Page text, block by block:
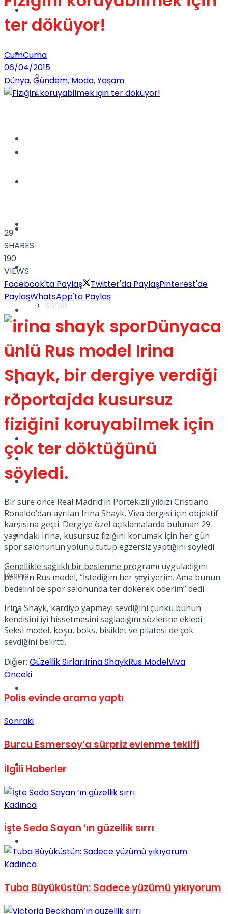
Videolar
Sağlık
TV
Kadınca
Dünya
Türkiye
Sinema
Gündem
Yaşam
Sağlık
Türkiye
Müzik
Sinema
Tatil
Spor
Podcast
No Result
View All Result
ter döküyor!
CumCuma
06/04/2015
Dünya,Gündem,Moda,Yaşam
29
SHARES
190
VIEWS
Facebook'ta Paylaş
Twitter'da PaylaşPinterest'de
PaylaşWhatsApp'ta Paylaş
Dünyaca
ünlü Rus model Irina
Shayk, bir dergiye verdiği
röportajda kusursuz
fiziğini koruyabilmek için
çok ter döktüğünü
söyledi.
Bir süre önce Real Madrid’in Portekizli yıldızı Cristiano
Ronaldo’dan ayrılan Irina Shayk, Viva dergisi için objektif
karşısına geçti. Dergiye özel açıklamalarda bulunan 29
yaşındaki Irina, kusursuz fiziğini korumak için her gün
spor salonunun yolunu tutup egzersiz yaptığını söyledi.
Genellikle sağlıklı bir beslenme programı uyguladığını
belirten Rus model, “İstediğim her şeyi yerim. Ama bunun
bedelini de spor salonunda ter dökerek öderim” dedi.
Irina Shayk, kardiyo yapmayı sevdiğini çünkü bunun
kendisini iyi hissetmesini sağladığını sözlerine ekledi.
Seksi model, koşu, boks, bisiklet ve pilatesi de çok
sevdiğini belirtti.
Diğer: Güzellik SırlarıIrina ShaykRus ModelViva
Önceki
Polis evinde arama yaptı
Sonraki
Burcu Esmersoy’a sürpriz evlenme teklifi
İlgili Haberler
Kadınca
İşte Seda Sayan ‘ın güzellik sırrı
Kadınca
Tuba Büyüküstün: Sadece yüzümü yıkıyorum